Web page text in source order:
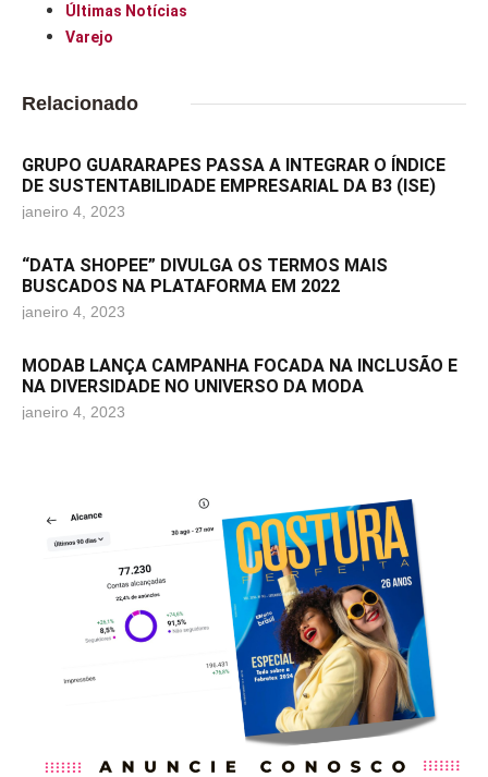
Últimas Notícias
Varejo
Relacionado
GRUPO GUARARAPES PASSA A INTEGRAR O ÍNDICE
DE SUSTENTABILIDADE EMPRESARIAL DA B3 (ISE)
janeiro 4, 2023
“DATA SHOPEE” DIVULGA OS TERMOS MAIS
BUSCADOS NA PLATAFORMA EM 2022
janeiro 4, 2023
MODAB LANÇA CAMPANHA FOCADA NA INCLUSÃO E
NA DIVERSIDADE NO UNIVERSO DA MODA
janeiro 4, 2023